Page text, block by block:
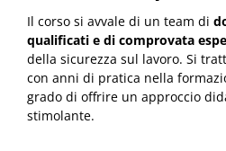
Il corso si avvale di un team di
qualificati e di comprovata
della sicurezza sul lavoro. Si
con anni di pratica nella
grado di offrire un approccio
stimolante.